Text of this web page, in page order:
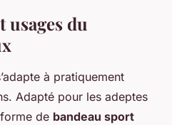
usages du
à pratiquement
Adapté pour les adeptes
de bandeau sport